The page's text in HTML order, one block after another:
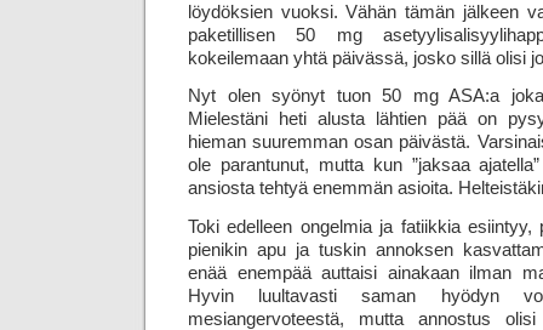
löydöksien vuoksi. Vähän tämän jälkeen
paketillisen 50 mg
kokeilemaan yhtä päivässä, josko sillä olisi
Nyt olen syönyt tuon 50 mg ASA:a
Mielestäni heti alusta lähtien pää on
hieman suuremman osan päivästä.
ole parantunut, mutta kun ”jaksaa
ansiosta tehtyä enemmän asioita.
Toki edelleen ongelmia ja fatiikkia
pienikin apu ja tuskin annoksen
enää enempää auttaisi ainakaan ilman
Hyvin luultavasti saman hyödyn
mesiangervoteestä, mutta annostus